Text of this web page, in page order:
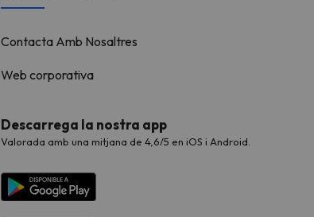
Contacta Amb Nosaltres
Web corporativa
Descarrega la nostra app
Valorada amb una mitjana de 4,6/5 en iOS i Android.